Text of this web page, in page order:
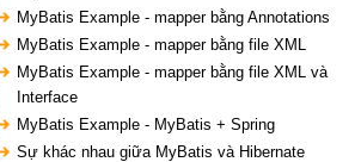
MyBatis Example - mapper bằng Annotations
MyBatis Example - mapper bằng file XML
MyBatis Example - mapper bằng file XML và
Interface
MyBatis Example - MyBatis + Spring
Sự khác nhau giữa MyBatis và Hibernate